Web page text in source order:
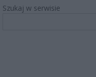
Szukaj w serwisie